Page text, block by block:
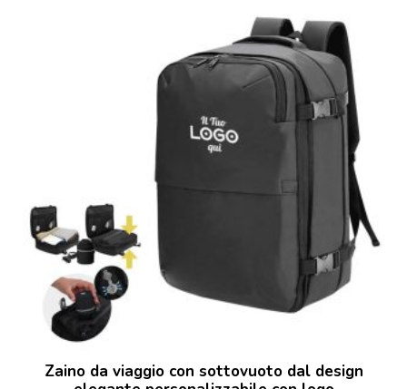
Zaino da viaggio con sottovuoto dal design